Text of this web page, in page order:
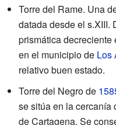
Torre del Rame. Una
datada desde el s.XIII.
prismática decreciente
en el municipio de Los
relativo buen estado.
Torre del Negro de
se sitúa en la cercanía
de Cartagena. Se